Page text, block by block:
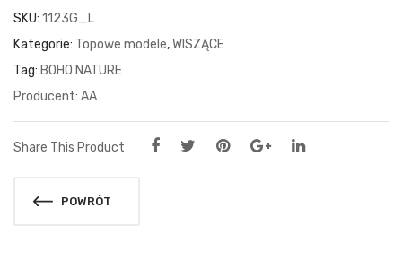
SKU: 1123G_L
Kategorie: Topowe modele,WISZĄCE
Tag: BOHO NATURE
AA
Share This Product
POWRÓT